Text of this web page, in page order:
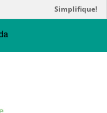
Simplifique!